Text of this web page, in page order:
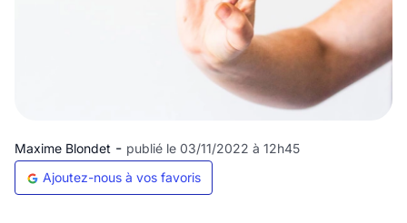
Maxime Blondet - publié le 03/11/2022 à 12h45
Ajoutez-nous à vos favoris